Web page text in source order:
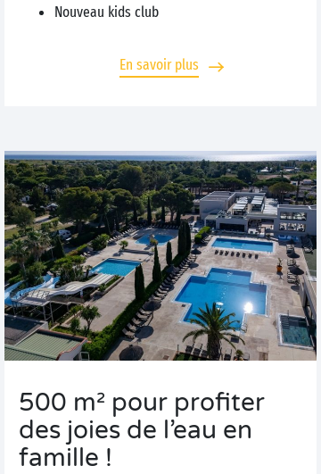
Nouveau kids club
En savoir plus
500 m² pour profiter
des joies de l’eau en
famille !